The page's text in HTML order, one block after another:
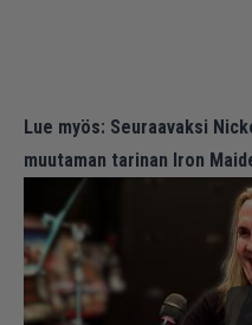
Lue myös: Seuraavaksi
muutaman tarinan Iron